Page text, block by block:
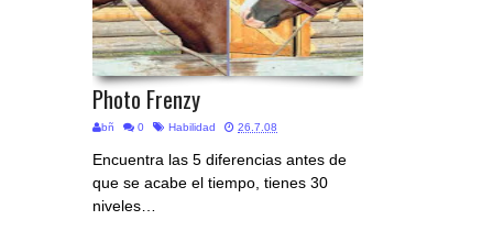
Photo Frenzy
bñ 0 Habilidad 26.7.08
Encuentra las 5 diferencias antes de
que se acabe el tiempo, tienes 30
niveles…